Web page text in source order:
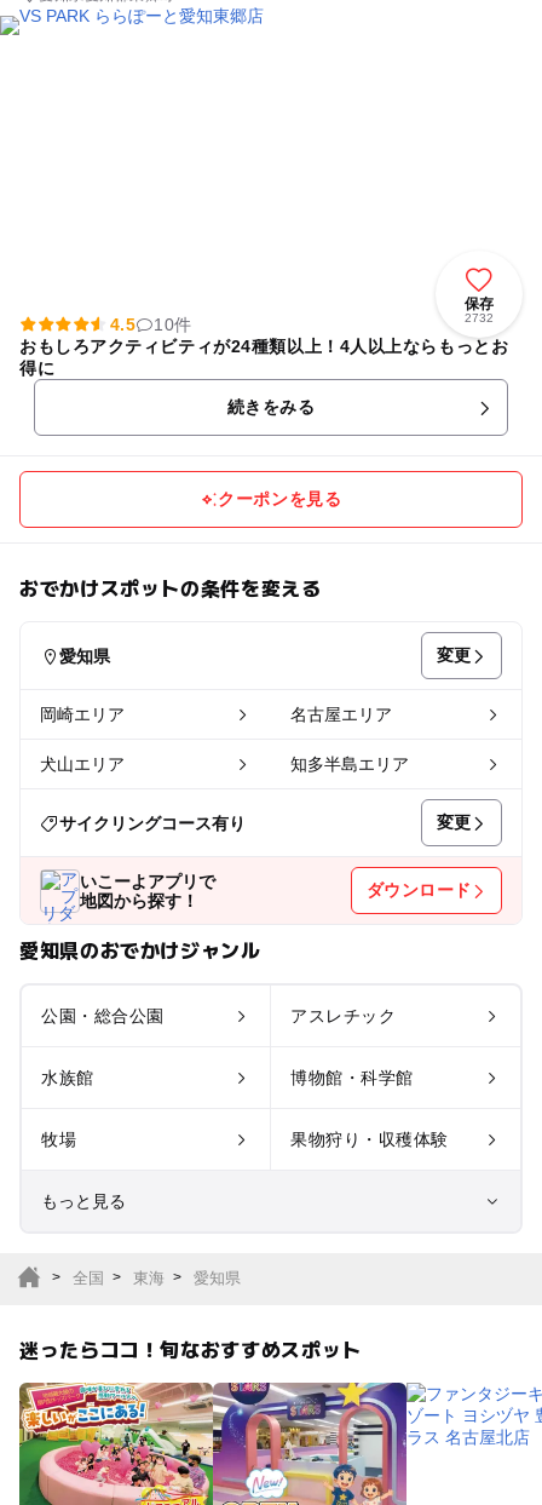
保存
2732
4.5
10件
おもしろアクティビティが24種類以上！4人以上ならもっとお
得に
続きをみる
クーポンを見る
おでかけスポットの条件を変える
愛知県 変更
岡崎エリア 名古屋エリア
犬山エリア 知多半島エリア
サイクリングコース有り 変更
いこーよアプリで
地図から探す！
ダウンロード
愛知県のおでかけジャンル
公園・総合公園 アスレチック
水族館 博物館・科学館
牧場 果物狩り・収穫体験
もっと見る
サファリパーク
植物園・フラワーパー
ク
キャンプ場 バーベキュー
全国 東海 愛知県
迷ったらココ！旬なおすすめスポット